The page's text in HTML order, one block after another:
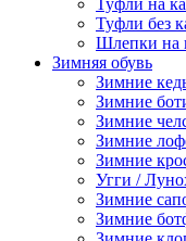
Туфли на
Туфли без
Шлепки на
Зимняя обувь
Зимние
Зимние
Зимние
Зимние
Зимние
Угги /
Зимние
Зимние